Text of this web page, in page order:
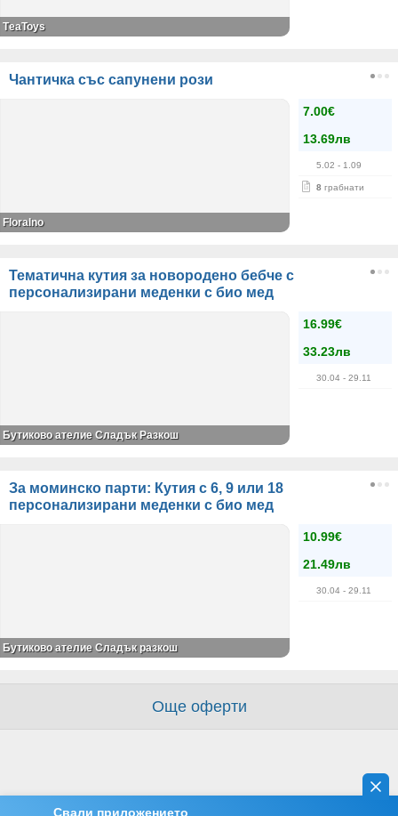
Свали приложението
ТeaToys
Чантичка със сапунени рози
7.00€
13.69лв
5.02 - 1.09
8 грабнати
Floralno
Тематична кутия за новородено бебче с
персонализирани меденки с био мед
16.99€
33.23лв
30.04 - 29.11
Бутиково ателие Сладък Разкош
За моминско парти: Кутия с 6, 9 или 18
персонализирани меденки с био мед
10.99€
21.49лв
30.04 - 29.11
Бутиково ателие Сладък разкош
Още оферти